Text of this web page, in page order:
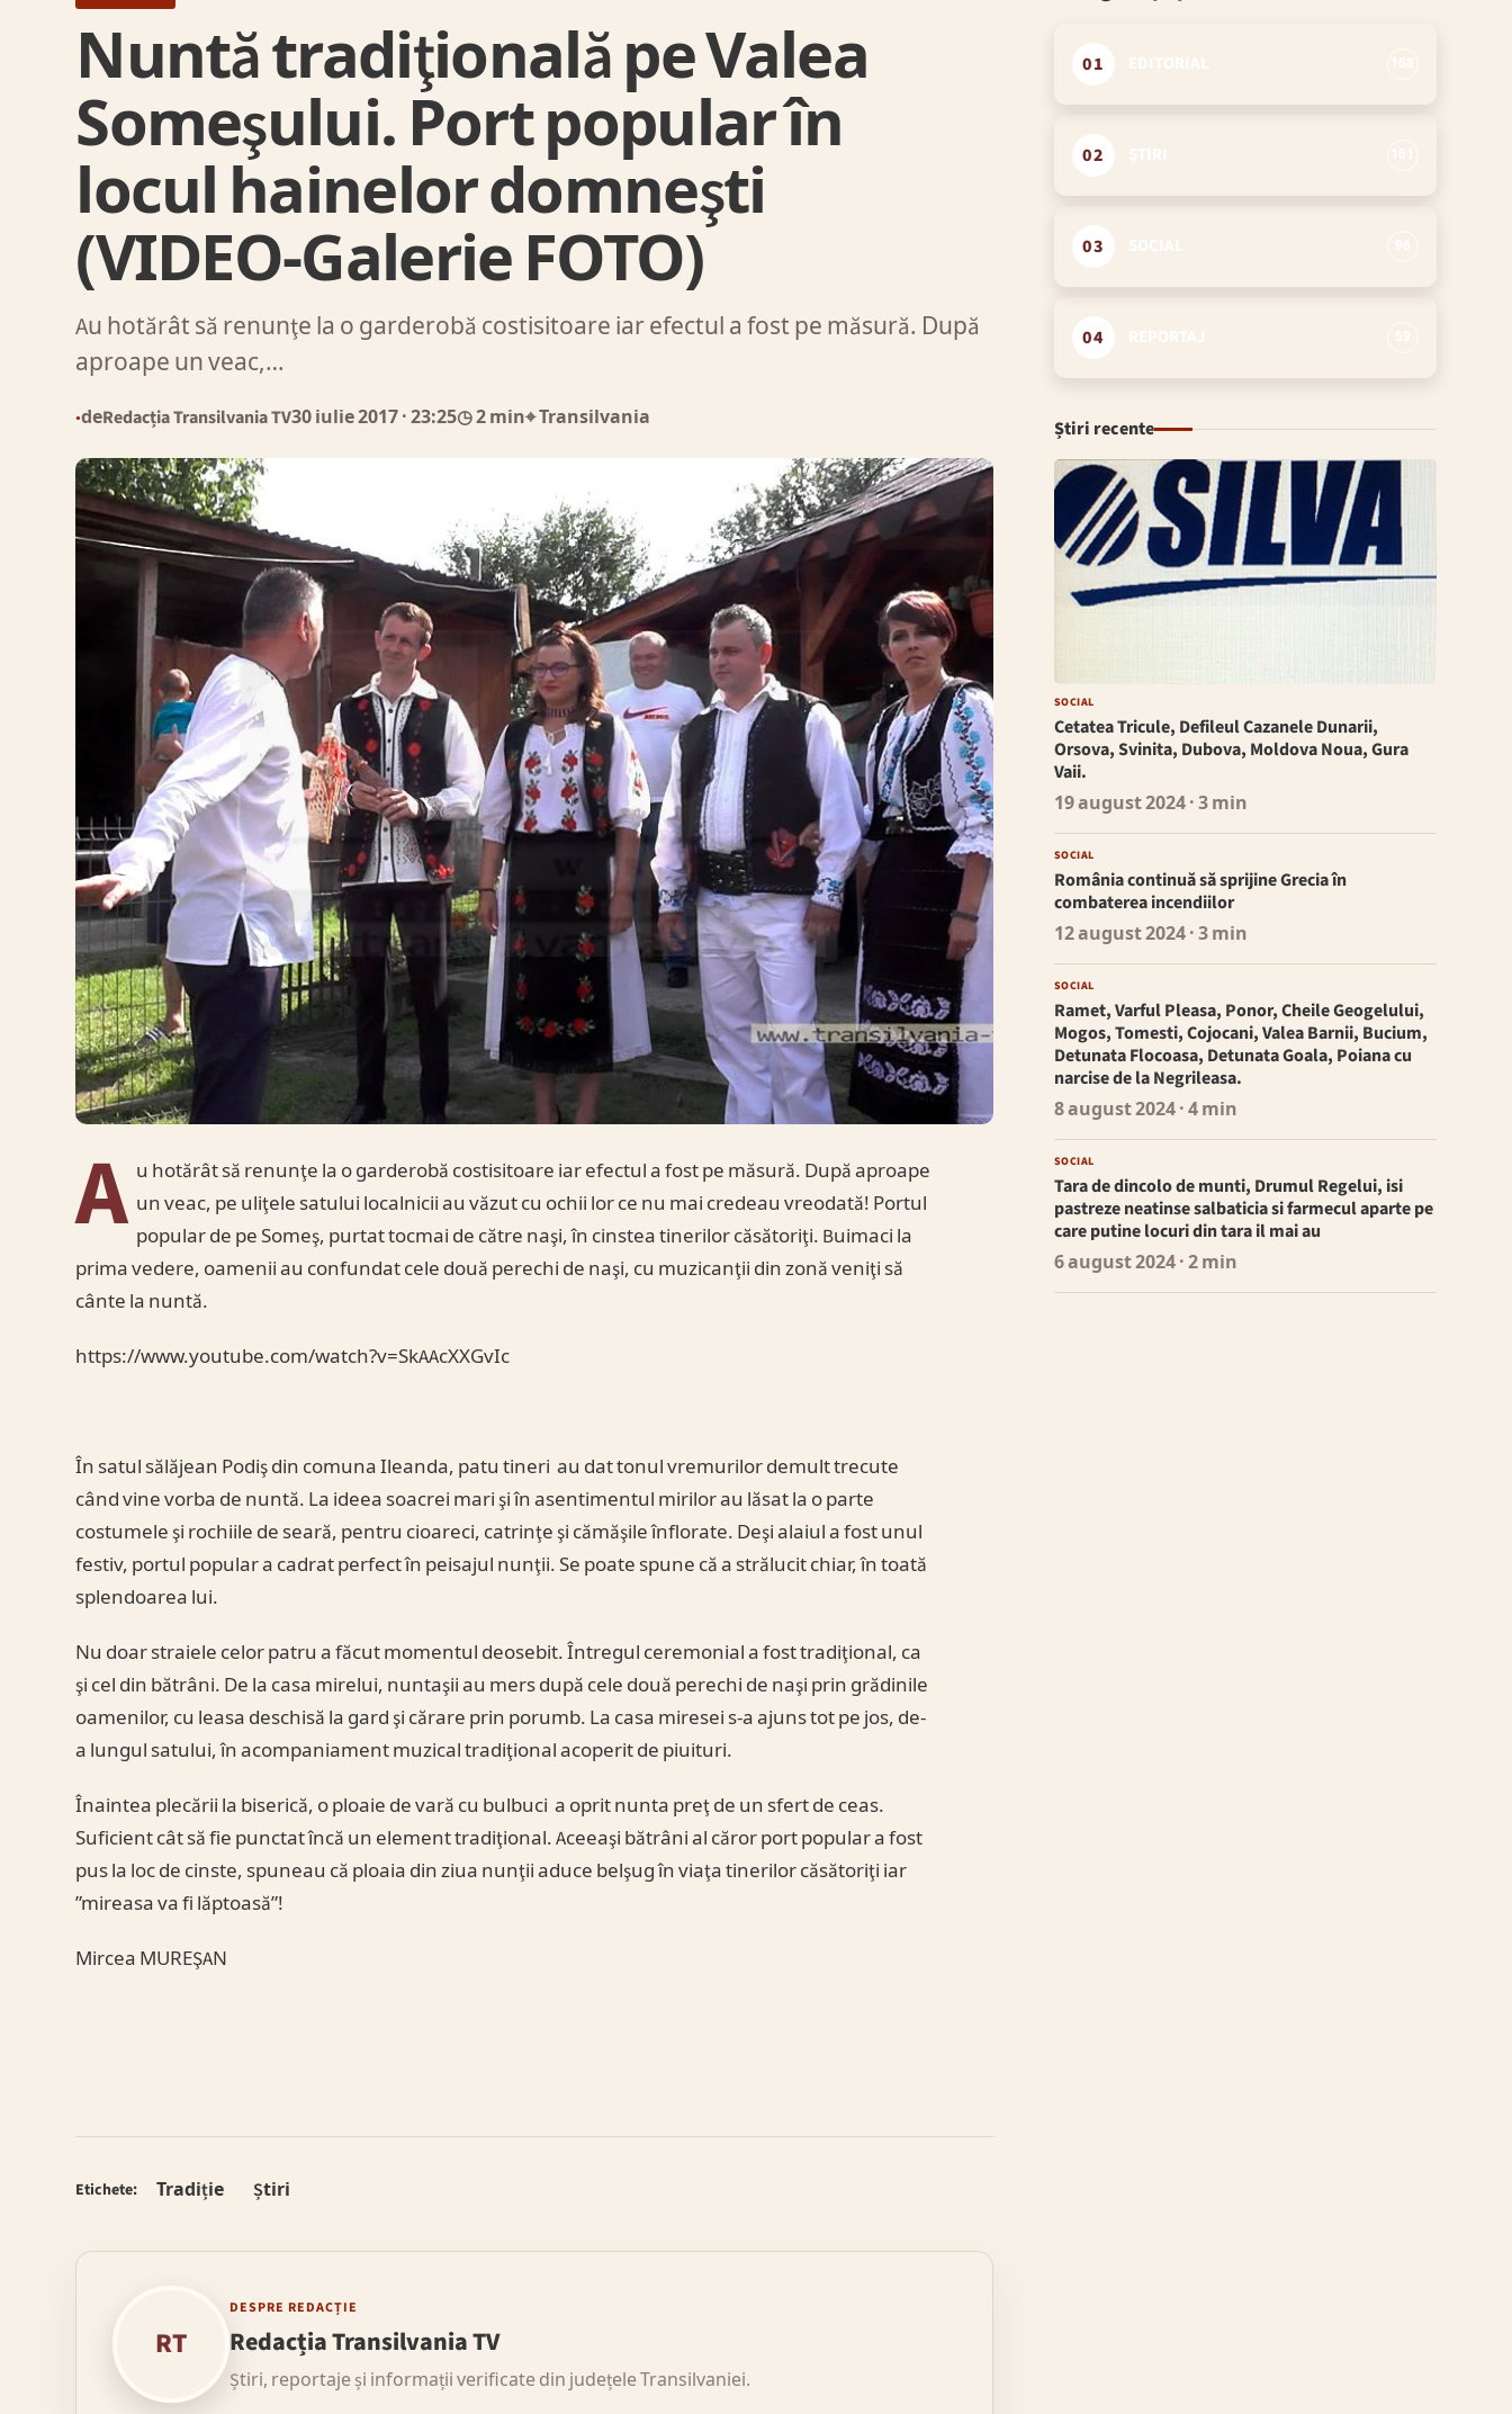
Nuntă tradiţională pe Valea
Someşului. Port popular în
locul hainelor domneşti
(VIDEO-Galerie FOTO)
Au hotărât să renunţe la o garderobă costisitoare iar efectul a fost pe măsură. După
aproape un veac,…
●deRedacția Transilvania TV30 iulie 2017· 23:25◷ 2 min⌖ Transilvania
A u hotărât să renunţe la o garderobă costisitoare iar efectul a fost pe măsură. După aproape
un veac, pe uliţele satului localnicii au văzut cu ochii lor ce nu mai credeau vreodată! Portul
popular de pe Someş, purtat tocmai de către naşi, în cinstea tinerilor căsătoriţi. Buimaci la
prima vedere, oamenii au confundat cele două perechi de naşi, cu muzicanţii din zonă veniţi să
cânte la nuntă.
https://www.youtube.com/watch?v=SkAAcXXGvIc
În satul sălăjean Podiş din comuna Ileanda, patu tineri au dat tonul vremurilor demult trecute
când vine vorba de nuntă. La ideea soacrei mari şi în asentimentul mirilor au lăsat la o parte
costumele şi rochiile de seară, pentru cioareci, catrinţe şi cămăşile înflorate. Deşi alaiul a fost unul
festiv, portul popular a cadrat perfect în peisajul nunţii. Se poate spune că a strălucit chiar, în toată
splendoarea lui.
Nu doar straiele celor patru a făcut momentul deosebit. Întregul ceremonial a fost tradiţional, ca
şi cel din bătrâni. De la casa mirelui, nuntaşii au mers după cele două perechi de naşi prin grădinile
oamenilor, cu leasa deschisă la gard şi cărare prin porumb. La casa miresei s-a ajuns tot pe jos, de-
a lungul satului, în acompaniament muzical tradiţional acoperit de piuituri.
Înaintea plecării la biserică, o ploaie de vară cu bulbuci a oprit nunta preţ de un sfert de ceas.
Suficient cât să fie punctat încă un element tradiţional. Aceeaşi bătrâni al căror port popular a fost
pus la loc de cinste, spuneau că ploaia din ziua nunţii aduce belşug în viaţa tinerilor căsătoriţi iar
”mireasa va fi lăptoasă”!
Mircea MUREŞAN
Etichete: Tradiție Știri
RT
DESPRE REDACȚIE
Redacția Transilvania TV
Știri, reportaje și informații verificate din județele Transilvaniei.
01
02
03
04
Știri recente
SOCIAL
Cetatea Tricule, Defileul Cazanele Dunarii,
Orsova, Svinita, Dubova, Moldova Noua, Gura
Vaii.
19 august 2024· 3 min
SOCIAL
România continuă să sprijine Grecia în
combaterea incendiilor
12 august 2024· 3 min
SOCIAL
Ramet, Varful Pleasa, Ponor, Cheile Geogelului,
Mogos, Tomesti, Cojocani, Valea Barnii, Bucium,
Detunata Flocoasa, Detunata Goala, Poiana cu
narcise de la Negrileasa.
8 august 2024· 4 min
SOCIAL
Tara de dincolo de munti, Drumul Regelui, isi
pastreze neatinse salbaticia si farmecul aparte pe
care putine locuri din tara il mai au
6 august 2024· 2 min